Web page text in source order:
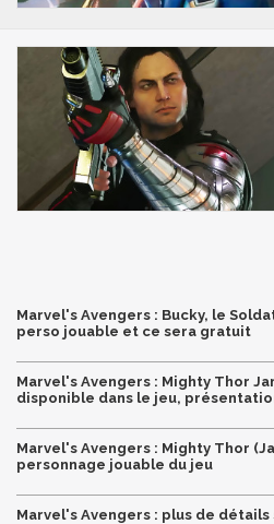
Marvel's Avengers : Bucky, le
perso jouable et ce sera gratuit
Marvel's Avengers : Mighty Thor
disponible dans le jeu,
Marvel's Avengers : Mighty Thor
personnage jouable du jeu
Marvel's Avengers : plus de